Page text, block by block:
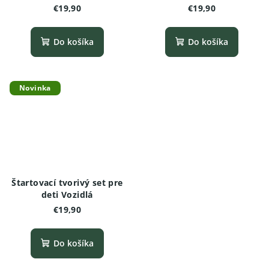
€19,90
Do košíka
€19,90
Do košíka
Novinka
Štartovací tvorivý set pre
deti Vozidlá
€19,90
Do košíka